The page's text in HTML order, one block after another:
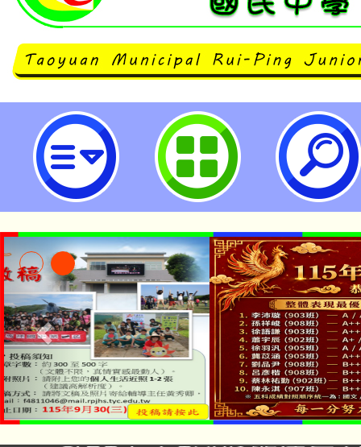
neilrpjhstyc網站設計者：徐嘉
「本色祭」8/29、30在
場熱烈登場!
8/21下午1時於龍潭區